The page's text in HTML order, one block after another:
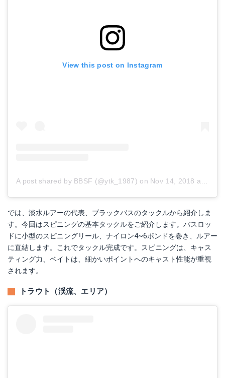
ダイワ(Daiwa) クランク ベイト ピーナッツII SSR ポンドギル ルアー
シマノ(SHIMANO) ミノー カーディフ フリューゲル 65mm 7.5g ダム湖ワカサギ 04T TN-365P ルアー
Amazonで詳細を見る
View this post on Instagram
A post shared by BBSF (@ytk_1987) on Nov 14, 2018 at 8:06pm PST
では、淡水ルアーの代表、ブラックバスのタックルから紹介しま
す。今回はスピニングの基本タックルをご紹介します。バスロッ
ドに小型のスピニングリール、ナイロン4~6ポンドを巻き、ルアー
に直結します。これでタックル完成です。スピニングは、キャス
ティング力、ベイトは、細かいポイントへのキャスト性能が重視
されます。
トラウト（渓流、エリア）